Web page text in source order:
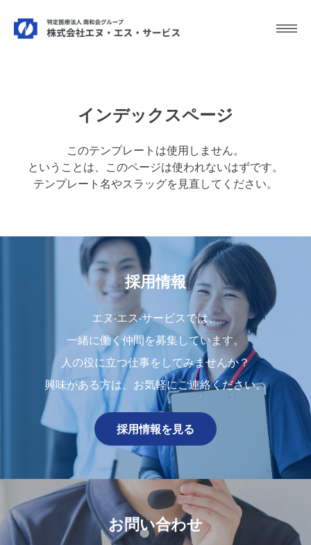
インデックスページ
このテンプレートは使用しません。
ということは、このページは使われないはずです。
テンプレート名やスラッグを見直してください。
採用情報
エヌ‧エス‧サービスでは、
⼀緒に働く仲間を募集しています。
人の役に立つ仕事をしてみませんか？
興味がある⽅は、お気軽にご連絡ください。
採用情報を見る
お問い合わせ